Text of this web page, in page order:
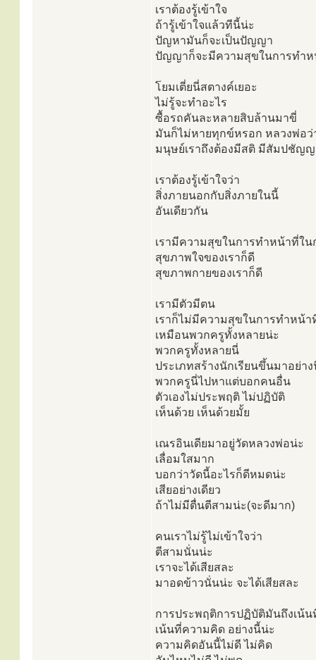
เราต้องรู้เข้าใจ
ถ้ารู้เข้าใจแล้วทีนี้น่ะ
ปัญหามันก็จะเป็นปัญญา
ปัญญาก็จะมีความสุขในการทำ
โยมเตี่ยนี่สตางค์เยอะ
ไม่รู้จะทำอะไร
ซื้อรถคันละหลายสิบล้านมาขี่
มันก็ไม่หายทุกข์หรอก หลวงพ่อว่
มนุษย์เราถึงต้องมีสติ มีสัมปชัญ
เราต้องรู้เข้าใจว่า
สิ่งภายนอกกับสิ่งภายในนี้
อันเดียวกัน
เรามีความสุขในการทำหน้าที่ใน
สุขภาพใจของเราก็ดี
สุขภาพกายของเราก็ดี
เรามีตัวมีตน
เราก็ไม่มีความสุขในการทำหน้า
เหมือนพวกครูทั้งหลายน่ะ
พวกครูทั้งหลายนี่
ประเภทสร้างนักเรียนขึ้นมาอย่า
พวกครูนี่ไปหาแต่บอกคนอื่น
ตัวเองไม่ประพฤติ ไม่ปฏิบัติ
เห็นด้วย เห็นด้วยมั้ย
เณรอินเดียมาอยู่วัดหลวงพ่อน่ะ
เลื่อมใสมาก
บอกว่าวัดนี้อะไรก็ดีหมดน่ะ
เสียอย่างเดียว
ถ้าไม่มีตื่นตีสามน่ะ(จะดีมาก)
คนเราไม่รู้ไม่เข้าใจว่า
ตีสามนั่นน่ะ
เราจะได้เสียสละ
มาอดข้าวนั่นน่ะ จะได้เสียสละ
การประพฤติการปฏิบัติมันถึงเน้น
เน้นที่ความคิด อย่างนี้น่ะ
ความคิดอันนี้ไม่ดี ไม่คิด